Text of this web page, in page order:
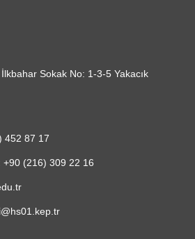
Sokak No: 1-3-5 Yakacık
452 87 17
+90 (216) 309 22 16